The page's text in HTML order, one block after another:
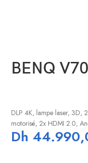
BENQ
DLP 4K, lampe laser,
motorisé, 2x HDMI 2.0,
Dh